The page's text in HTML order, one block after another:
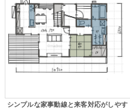
シンプルな家事動線と来客対応がしやす